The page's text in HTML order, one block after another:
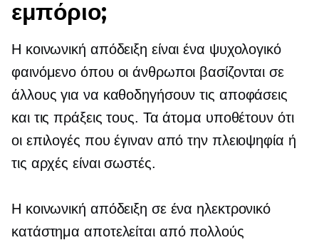
εμπόριο;
Η κοινωνική απόδειξη είναι ένα ψυχολογικό
φαινόμενο όπου οι άνθρωποι βασίζονται σε
άλλους για να καθοδηγήσουν τις αποφάσεις
και τις πράξεις τους. Τα άτομα υποθέτουν ότι
οι επιλογές που έγιναν από την πλειοψηφία ή
τις αρχές είναι σωστές.
Η κοινωνική απόδειξη σε ένα ηλεκτρονικό
κατάστημα αποτελείται από πολλούς